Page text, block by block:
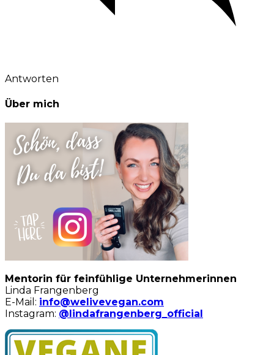
Antworten
Über mich
Mentorin für feinfühlige Unternehmerinnen
Linda Frangenberg
E-Mail: info@welivevegan.com
Instagram: @lindafrangenberg_official